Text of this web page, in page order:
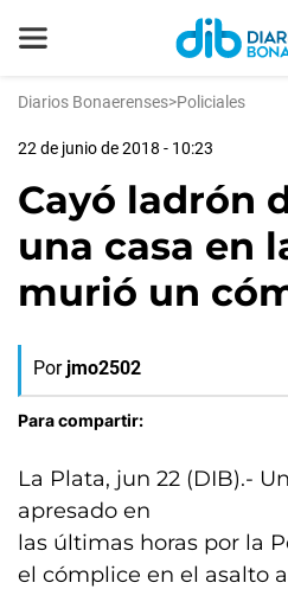
Diarios Bonaerenses>Policiales
22 de junio de 2018 - 10:23
Cayó ladrón
una casa en
murió un
Por jmo2502
Para compartir:
La Plata, jun 22 (DIB).-
apresado en
las últimas horas por la
el cómplice en el asalto